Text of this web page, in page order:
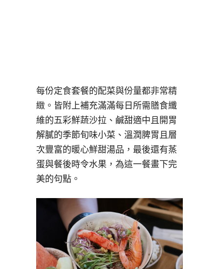
每份定食套餐的配菜與份量都非常精
緻。皆附上補充滿滿每日所需膳食纖
維的五彩鮮蔬沙拉、鹹甜適中且開胃
解膩的季節旬味小菜、溫潤脾胃且層
次豐富的暖心鮮甜湯品，最後還有蒸
蛋與餐後時令水果，為這一餐畫下完
美的句點。